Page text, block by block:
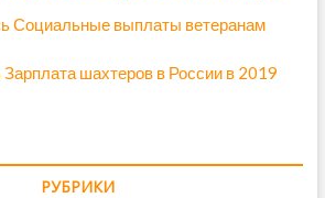
П
е
у
Социальные выплаты ветеранам
С
у
Зарплата шахтеров в России в 2019
РУБРИКИ